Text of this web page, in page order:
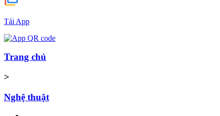
Tải App
Trang chủ
>
Nghệ thuật